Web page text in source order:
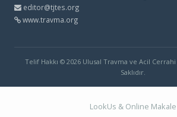
editor@tjtes.org
www.travma.org
Telif Hakkı © 2026 Ulusal Travma ve Acil
Saklıdır.
LookUs & Online Makale